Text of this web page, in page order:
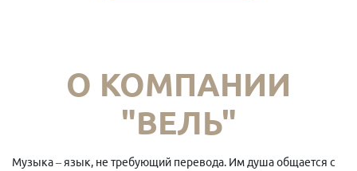
О КОМПАНИИ
"ВЕЛЬ"
Музыка – язык, не требующий перевода. Им душа общается с